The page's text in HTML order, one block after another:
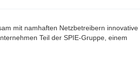
mit namhaften Netzbetreibern innovative
Teil der SPIE-Gruppe, einem